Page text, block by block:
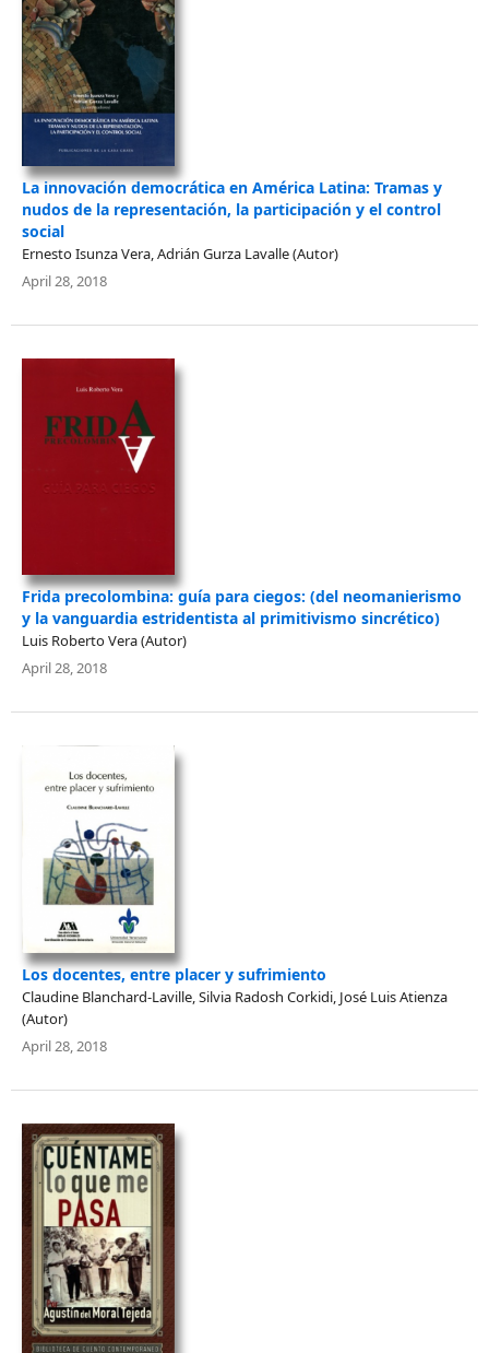
La innovación democrática en América Latina: Tramas y
nudos de la representación, la participación y el control
social
Ernesto Isunza Vera, Adrián Gurza Lavalle (Autor)
April 28, 2018
Frida precolombina: guía para ciegos: (del neomanierismo
y la vanguardia estridentista al primitivismo sincrético)
Luis Roberto Vera (Autor)
April 28, 2018
Los docentes, entre placer y sufrimiento
Claudine Blanchard-Laville, Silvia Radosh Corkidi, José Luis Atienza
(Autor)
April 28, 2018